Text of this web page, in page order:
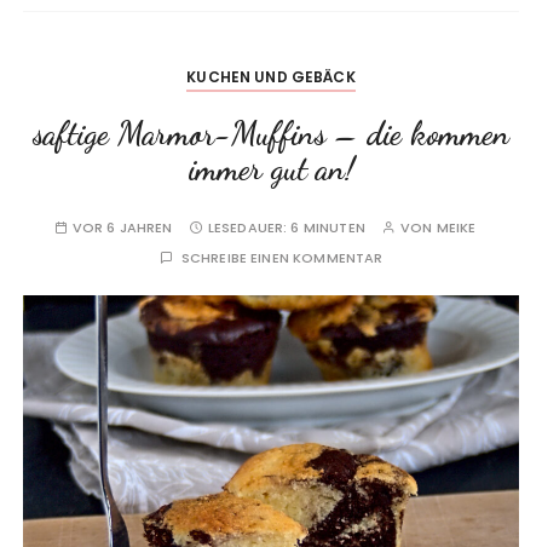
KUCHEN UND GEBÄCK
saftige Marmor-Muffins – die kommen
immer gut an!
VOR 6 JAHREN LESEDAUER:6 MINUTEN VON MEIKE
SCHREIBE EINEN KOMMENTAR